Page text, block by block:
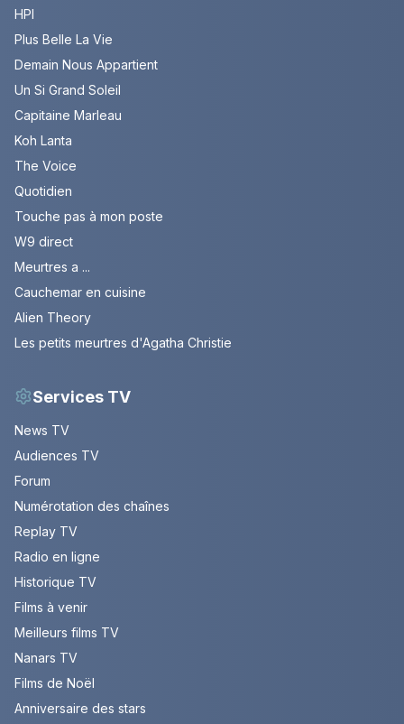
HPI
Plus Belle La Vie
Demain Nous Appartient
Un Si Grand Soleil
Capitaine Marleau
Koh Lanta
The Voice
Quotidien
Touche pas à mon poste
W9 direct
Meurtres a ...
Cauchemar en cuisine
Alien Theory
Les petits meurtres d'Agatha Christie
Services TV
News TV
Audiences TV
Forum
Numérotation des chaînes
Replay TV
Radio en ligne
Historique TV
Films à venir
Meilleurs films TV
Nanars TV
Films de Noël
Anniversaire des stars